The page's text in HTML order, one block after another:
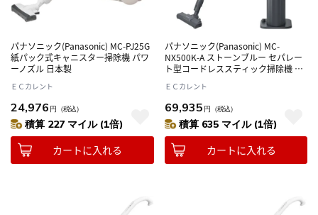
パナソニック(Panasonic) MC-PJ25G
紙パック式キャニスター掃除機 パワ
ーノズル 日本製
ＥＣカレント
24,976 円 （税込）
積算 227 マイル (1倍)
カートに入れる
パナソニック(Panasonic) MC-
NX500K-A ストーンブルー セパレー
ト型コードレススティック掃除機 ク
サー 日本製
ＥＣカレント
69,935 円 （税込）
積算 635 マイル (1倍)
カートに入れる